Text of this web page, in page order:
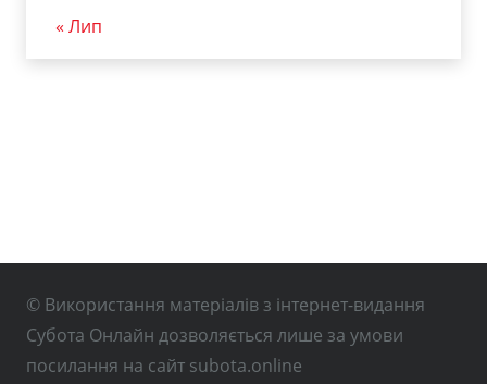
« Лип
© Використання матеріалів з інтернет-видання
Субота Онлайн дозволяється лише за умови
посилання на сайт subota.online